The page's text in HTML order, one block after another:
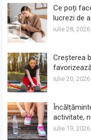
Ce poți
lucrezi de
iulie 28, 2026
Creșterea
iulie 20, 2026
activitate,
iulie 19, 2026